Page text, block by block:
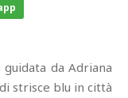
guidata da Adriana
strisce blu in città